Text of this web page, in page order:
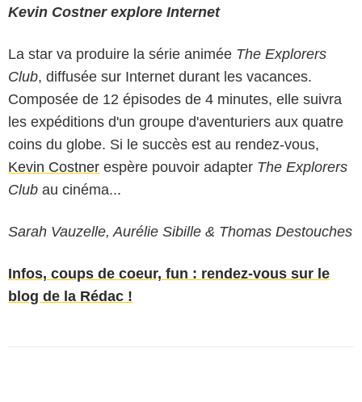
Kevin Costner explore Internet
La star va produire la série animée The Explorers
Club, diffusée sur Internet durant les vacances.
Composée de 12 épisodes de 4 minutes, elle suivra
les expéditions d'un groupe d'aventuriers aux quatre
coins du globe. Si le succès est au rendez-vous,
Kevin Costner espère pouvoir adapter The Explorers
Club au cinéma...
Sarah Vauzelle, Aurélie Sibille & Thomas Destouches
Infos, coups de coeur, fun : rendez-vous sur le
blog de la Rédac !